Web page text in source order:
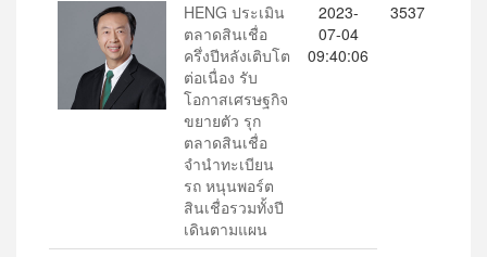
HENG ประเมิน
ตลาดสินเชื่อ
ครึ่งปีหลังเติบโต
ต่อเนื่อง รับ
โอกาสเศรษฐกิจ
ขยายตัว รุก
ตลาดสินเชื่อ
จำนำทะเบียน
รถ หนุนพอร์ต
สินเชื่อรวมทั้งปี
เดินตามแผน
2023-
07-04
09:40:06
3537